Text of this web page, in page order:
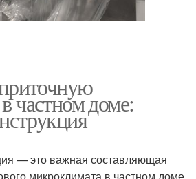
частном доме:
— это важная составляющая
микроклимата в частном доме.